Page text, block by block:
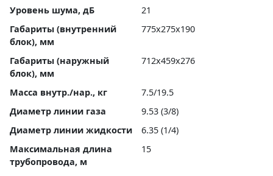
Уровень шума, дБ
21
Габариты (внутренний
блок), мм
775x275x190
Габариты (наружный
блок), мм
712x459x276
Масса внутр./нар., кг
7.5/19.5
Диаметр линии газа
9.53 (3/8)
Диаметр линии жидкости
6.35 (1/4)
Максимальная длина
трубопровода, м
15